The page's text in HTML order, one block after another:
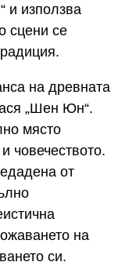
и използва
сцени се
на древната
„Шен Юн“.
място
човечеството.
от
на
си.